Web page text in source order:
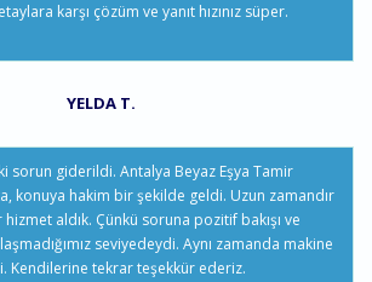
karşı çözüm ve yanıt hızınız süper.
YELDA T.
sorun giderildi. Antalya Beyaz Eşya Tamir
konuya hakim bir şekilde geldi. Uzun zamandır
hizmet aldık. Çünkü soruna pozitif bakışı ve
seviyedeydi. Aynı zamanda makine
Kendilerine tekrar teşekkür ederiz.